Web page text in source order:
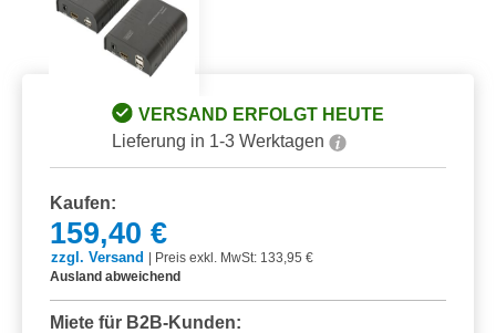
VERSAND ERFOLGT HEUTE
Lieferung in 1-3 Werktagen
Kaufen:
159,40 €
zzgl. Versand
Preis exkl. MwSt: 133,95 €
Ausland abweichend
Miete für B2B-Kunden: